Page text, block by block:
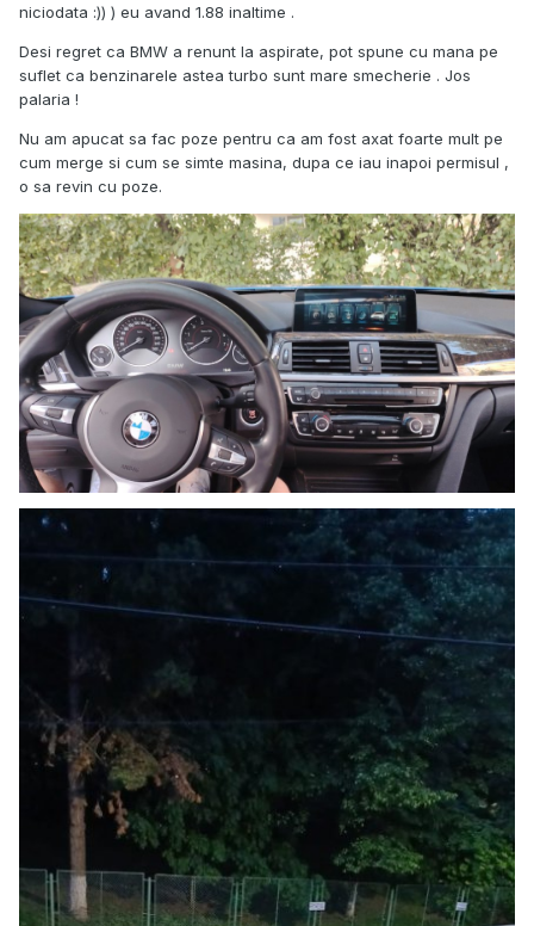
niciodata :)) ) eu avand 1.88 inaltime .
Desi regret ca BMW a renunt la aspirate, pot spune cu mana pe
suflet ca benzinarele astea turbo sunt mare smecherie . Jos
palaria !
Nu am apucat sa fac poze pentru ca am fost axat foarte mult pe
cum merge si cum se simte masina, dupa ce iau inapoi permisul ,
o sa revin cu poze.